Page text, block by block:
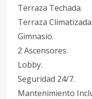
Terraza Techada.
Terraza Climatizada.
Gimnasio.
2 Ascensores.
Lobby.
Seguridad 24/7.
Mantenimiento